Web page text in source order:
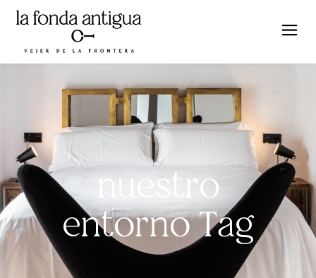
nuestro
entorno Tag